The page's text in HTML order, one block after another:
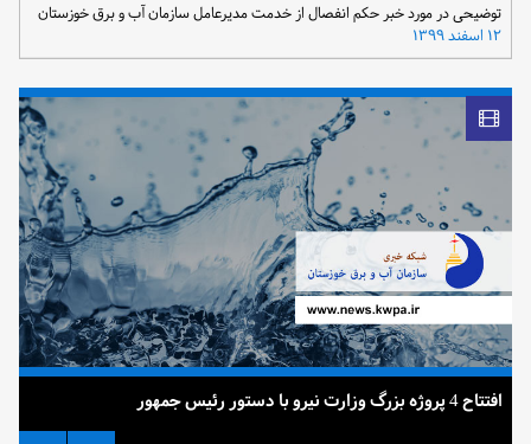
توضیحی در مورد خبر حکم انفصال از خدمت مدیرعامل سازمان آب و برق خوزستان
۱۲ اسفند ۱۳۹۹
افتتاح 4 پروژه بزرگ وزارت نیرو با دستور رئیس جمهور